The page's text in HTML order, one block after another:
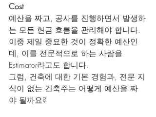
Cost
예산을 짜고, 공사를 진행하면서 발생하
는 모든 현금 흐름을 관리해야 합니다.
이중 제일 중요한 것이 정확한 예산인
데, 이를 전문적으로 하는 사람을
Estimator라고도 합니다.
그럼, 건축에 대한 기본 경험과, 전문 지
식이 없는 건축주는 어떻게 예산을 짜
야 될까요?